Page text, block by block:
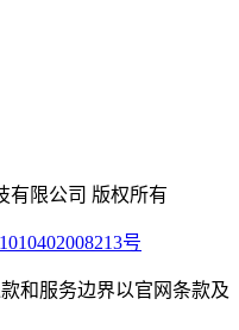
有限公司 版权所有
号
和服务边界以官网条款及